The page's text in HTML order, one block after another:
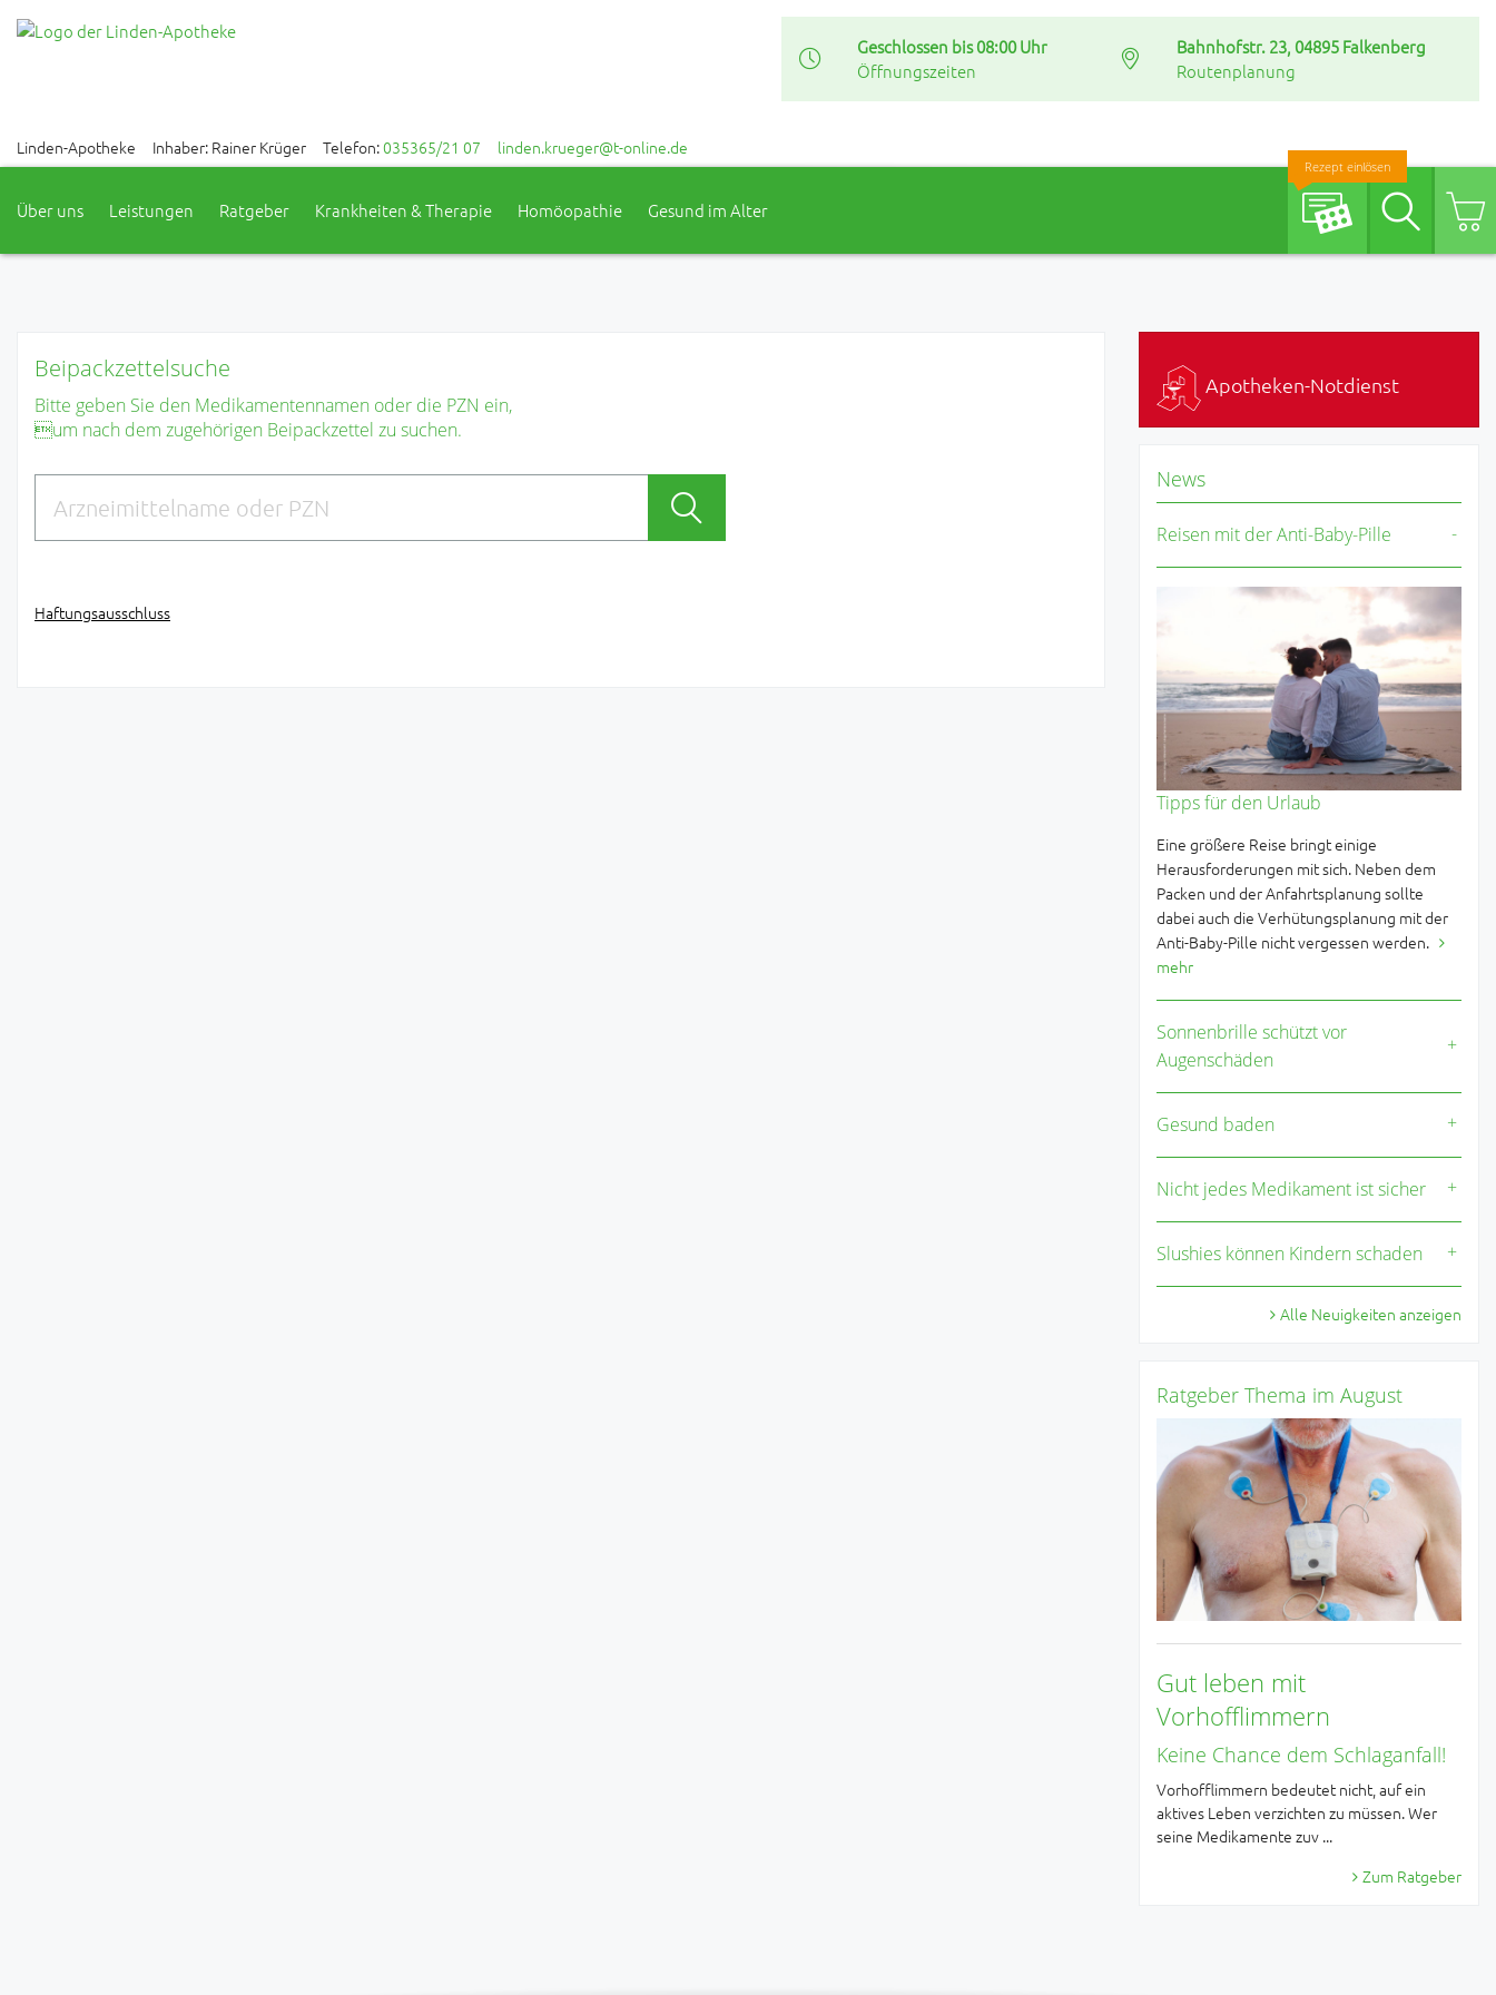
Geschlossen bis 08:00 Uhr
Öffnungszeiten
Bahnhofstr. 23, 04895 Falkenberg
Routenplanung
Linden-Apotheke Inhaber: Rainer Krüger Telefon:035365/21 07 linden.krueger@t-online.de
Über uns Leistungen Ratgeber Krankheiten & Therapie Homöopathie Gesund im Alter
Rezept einlösen
Suche
Beipackzettelsuche
Bitte geben Sie den Medikamentennamen oder die PZN ein,
um nach dem zugehörigen Beipackzettel zu suchen.
Haftungsausschluss
Apotheken-Notdienst
News
Reisen mit der Anti-Baby-Pille
Tipps für den Urlaub
Eine größere Reise bringt einige
Herausforderungen mit sich. Neben dem
Packen und der Anfahrtsplanung sollte
dabei auch die Verhütungsplanung mit der
Anti-Baby-Pille nicht vergessen werden.
mehr
Sonnenbrille schützt vor
Augenschäden
Gesund baden
Nicht jedes Medikament ist sicher
Slushies können Kindern schaden
Alle Neuigkeiten anzeigen
Ratgeber Thema im August
Gut leben mit
Vorhofflimmern
Keine Chance dem Schlaganfall!
Vorhofflimmern bedeutet nicht, auf ein
aktives Leben verzichten zu müssen. Wer
seine Medikamente zuv ...
Zum Ratgeber